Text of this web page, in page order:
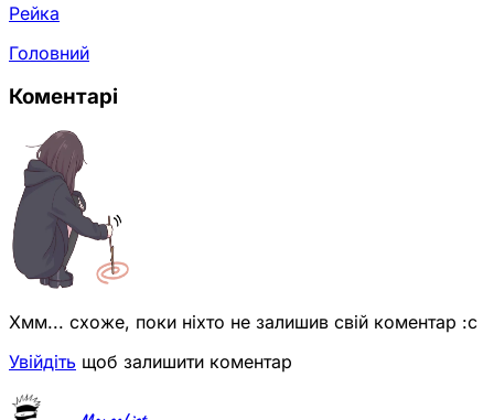
Рейка
Головний
Коментарі
Хмм... схоже, поки ніхто не залишив свій коментар :с
Увійдіть щоб залишити коментар